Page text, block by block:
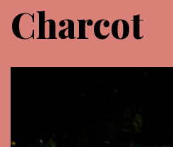
Charcot